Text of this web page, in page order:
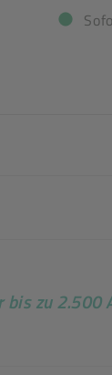
bis zu 2.500